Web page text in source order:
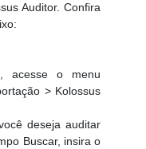
Auditor. Confira
acesse o menu
> Kolossus
deseja auditar
Buscar, insira o